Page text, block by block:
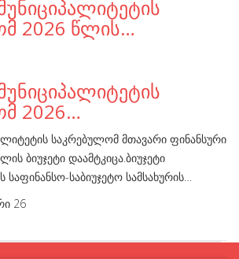
2026 წლის…
2026…
საკრებულომ მთავარი ფინანსური
ბიუჯეტი დაამტკიცა.ბიუჯეტი
საბიუჯეტო სამსახურის…
26